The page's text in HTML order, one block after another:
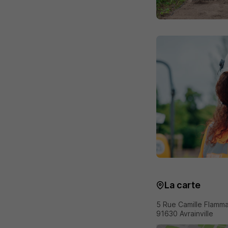
La carte
5 Rue Camille
91630 Avrainville